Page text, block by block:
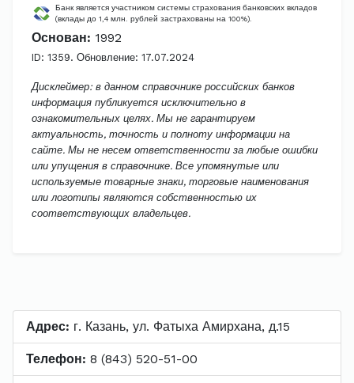
Банк является участником системы страхования банковских вкладов
(вклады до 1,4 млн. рублей застрахованы на 100%).
Основан: 1992
ID: 1359. Обновление: 17.07.2024
Дисклеймер: в данном справочнике российских банков
информация публикуется исключительно в
ознакомительных целях. Мы не гарантируем
актуальность, точность и полноту информации на
сайте. Мы не несем ответственности за любые ошибки
или упущения в справочнике. Все упомянутые или
используемые товарные знаки, торговые наименования
или логотипы являются собственностью их
соответствующих владельцев.
Адрес: г. Казань, ул. Фатыха Амирхана, д.15
Телефон: 8 (843) 520-51-00